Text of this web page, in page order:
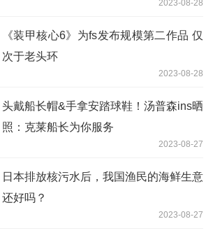
2023-08-28
《装甲核心6》为fs发布规模第二作品 仅
次于老头环
2023-08-28
头戴船长帽&手拿安踏球鞋！汤普森ins晒
照：克莱船长为你服务
2023-08-27
日本排放核污水后，我国渔民的海鲜生意
还好吗？
2023-08-27